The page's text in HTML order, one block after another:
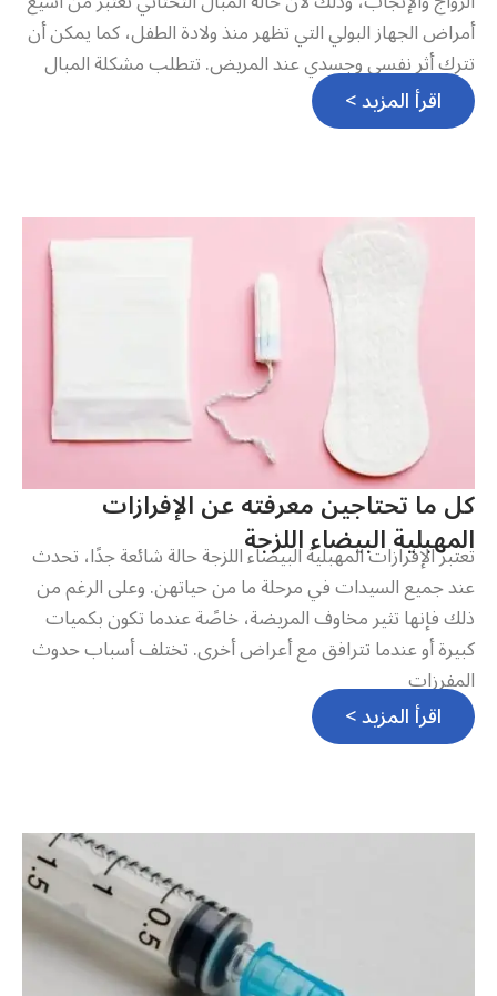
أمراض الجهاز البولي التي تظهر منذ ولادة الطفل، كما يمكن أن
تترك أثر نفسي وجسدي عند المريض. تتطلب مشكلة المبال
اقرأ المزيد >
كل ما تحتاجين معرفته عن الإفرازات
المهبلية البيضاء اللزجة
تعتبر الإفرازات المهبلية البيضاء اللزجة حالة شائعة جدًا، تحدث
عند جميع السيدات في مرحلة ما من حياتهن. وعلى الرغم من
ذلك فإنها تثير مخاوف المريضة، خاصًة عندما تكون بكميات
كبيرة أو عندما تترافق مع أعراض أخرى. تختلف أسباب حدوث
المفرزات
اقرأ المزيد >